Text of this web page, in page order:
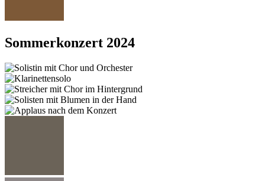
Sommerkonzert 2024